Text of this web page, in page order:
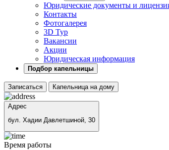
Юридические документы и
Контакты
Фотогалерея
3D Тур
Вакансии
Акции
Юридическая информация
Подбор капельницы
Записаться Капельница на дому
Адрес
бул. Хадии Давлетшиной, 30
Время работы